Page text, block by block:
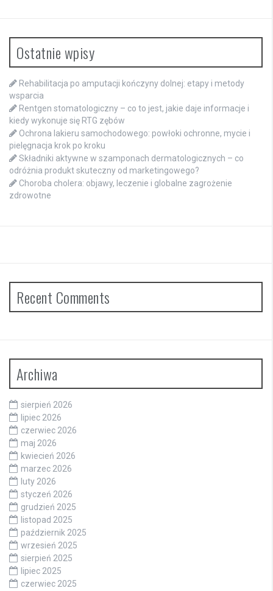
Ostatnie wpisy
Rehabilitacja po amputacji kończyny dolnej: etapy i metody
wsparcia
Rentgen stomatologiczny – co to jest, jakie daje informacje i
kiedy wykonuje się RTG zębów
Ochrona lakieru samochodowego: powłoki ochronne, mycie i
pielęgnacja krok po kroku
Składniki aktywne w szamponach dermatologicznych – co
odróżnia produkt skuteczny od marketingowego?
Choroba cholera: objawy, leczenie i globalne zagrożenie
zdrowotne
Recent Comments
Archiwa
sierpień 2026
lipiec 2026
czerwiec 2026
maj 2026
kwiecień 2026
marzec 2026
luty 2026
styczeń 2026
grudzień 2025
listopad 2025
październik 2025
wrzesień 2025
sierpień 2025
lipiec 2025
czerwiec 2025